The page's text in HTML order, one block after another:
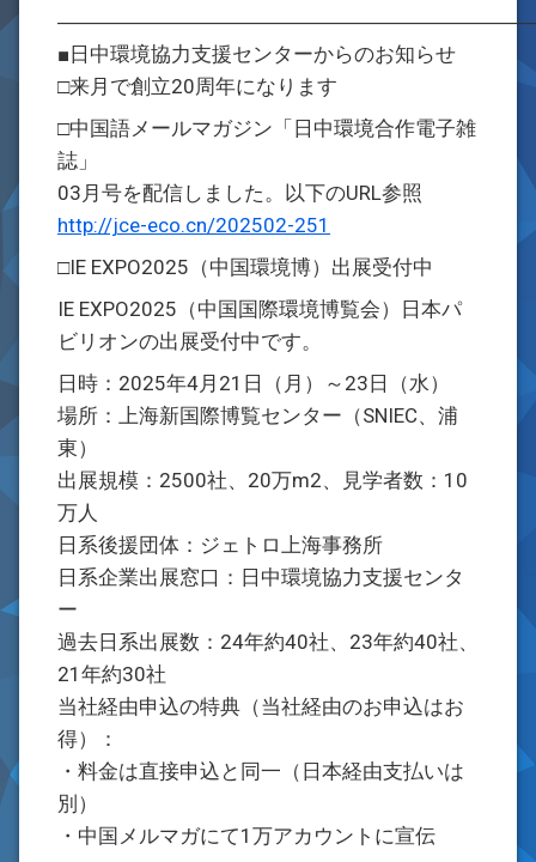
■日中環境協力支援センターからのお知らせ
□来月で創立20周年になります
□中国語メールマガジン「日中環境合作電子雑
誌」
03月号を配信しました。以下のURL参照
http://jce-eco.cn/202502-251
□IE EXPO2025（中国環境博）出展受付中
IE EXPO2025（中国国際環境博覧会）日本パ
ビリオンの出展受付中です。
日時：2025年4月21日（月）～23日（水）
場所：上海新国際博覧センター（SNIEC、浦
東）
出展規模：2500社、20万m2、見学者数：10
万人
日系後援団体：ジェトロ上海事務所
日系企業出展窓口：日中環境協力支援センタ
ー
過去日系出展数：24年約40社、23年約40社、
21年約30社
当社経由申込の特典（当社経由のお申込はお
得）：
・料金は直接申込と同一（日本経由支払いは
別）
・中国メルマガにて1万アカウントに宣伝